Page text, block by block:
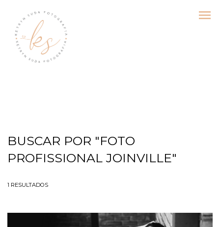
menu
BUSCAR POR "FOTO
PROFISSIONAL JOINVILLE"
1 RESULTADOS